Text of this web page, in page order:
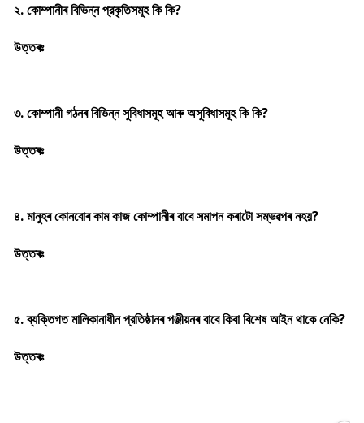
২. কোম্পানীৰ বিভিন্ন প্রকৃতিসমূহ কি কি?
উত্তৰঃ
৩. কোম্পানী গঠনৰ বিভিন্ন সুবিধাসমূহ আৰু অসুবিধাসমূহ কি কি?
উত্তৰঃ
৪. মানুহৰ কোনবোৰ কাম কাজ কোম্পানীৰ বাবে সমাপন কৰাটো সম্ভৱপৰ নহয়?
উত্তৰঃ
৫. ব্যক্তিগত মালিকানাধীন প্রতিষ্ঠানৰ পঞ্জীয়নৰ বাবে কিবা বিশেষ আইন থাকে নেকি?
উত্তৰঃ